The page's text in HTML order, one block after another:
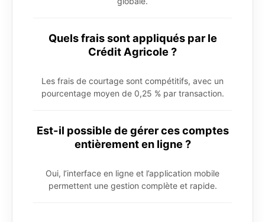
Quels frais sont appliqués par le
Crédit Agricole ?
Les frais de courtage sont compétitifs, avec un
pourcentage moyen de 0,25 % par transaction.
Est-il possible de gérer ces comptes
entièrement en ligne ?
Oui, l’interface en ligne et l’application mobile
permettent une gestion complète et rapide.